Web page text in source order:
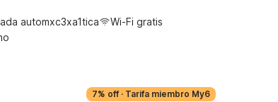
automxc3xa1tica
Wi-Fi gratis
7% off · Tarifa miembro My6